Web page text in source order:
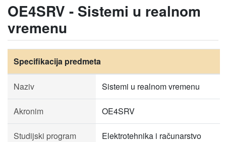
OE4SRV - Sistemi u realnom
vremenu
Specifikacija predmeta
Naziv Sistemi u realnom vremenu
Akronim OE4SRV
Studijski program Elektrotehnika i računarstvo